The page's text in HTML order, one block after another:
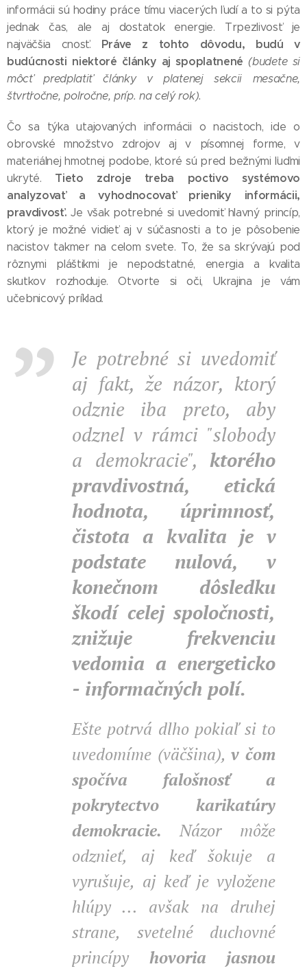
informácii sú hodiny práce tímu viacerých ľudí a to si pýta
jednak čas, ale aj dostatok energie. Trpezlivosť je
najväčšia cnosť. Práve z tohto dôvodu, budú v
budúcnosti niektoré články aj spoplatnené (budete si
môcť predplatiť články v platenej sekcii mesačne,
štvrťročne, polročne, príp. na celý rok).
Čo sa týka utajovaných informácii o nacistoch, ide o
obrovské množstvo zdrojov aj v písomnej forme, v
materiálnej hmotnej podobe, ktoré sú pred bežnými ľuďmi
ukryté. Tieto zdroje treba poctivo systémovo
analyzovať a vyhodnocovať prieniky informácii,
pravdivosť.Je však potrebné si uvedomiť hlavný princíp,
ktorý je možné vidieť aj v súčasnosti a to je pôsobenie
nacistov takmer na celom svete. To, že sa skrývajú pod
rôznymi pláštikmi je nepodstatné, energia a kvalita
skutkov rozhoduje. Otvorte si oči, Ukrajina je vám
učebnicový príklad.
Je potrebné si uvedomiť
aj fakt, že názor, ktorý
odznie iba preto, aby
odznel v rámci "slobody
a demokracie", ktorého
pravdivostná, etická
hodnota, úprimnosť,
čistota a kvalita je v
podstate nulová, v
konečnom dôsledku
škodí celej spoločnosti,
znižuje frekvenciu
vedomia a energeticko
- informačných polí.
Ešte potrvá dlho pokiaľ si to
uvedomíme (väčšina),v čom
spočíva falošnosť a
pokrytectvo karikatúry
demokracie.Názor môže
odznieť, aj keď šokuje a
vyrušuje, aj keď je vyložene
hlúpy ... avšak na druhej
strane, svetelné duchovné
princípy hovoria jasnou